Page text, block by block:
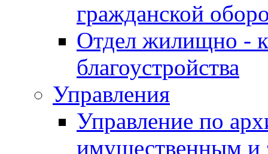
гражданской
Отдел жилищно -
благоустройства
Управления
Управление по
имущественным и